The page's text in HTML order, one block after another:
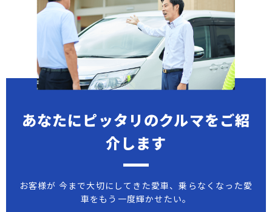
あなたにピッタリのクルマをご紹
介します
お客様が 今まで大切にしてきた愛車、乗らなくなった愛
車をもう一度輝かせたい。